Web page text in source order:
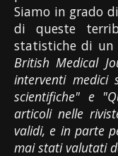
Siamo in grado
di queste
statistiche di un
British Medical
interventi medici
scientifiche" e
articoli nelle
validi, e in parte
mai stati valutati